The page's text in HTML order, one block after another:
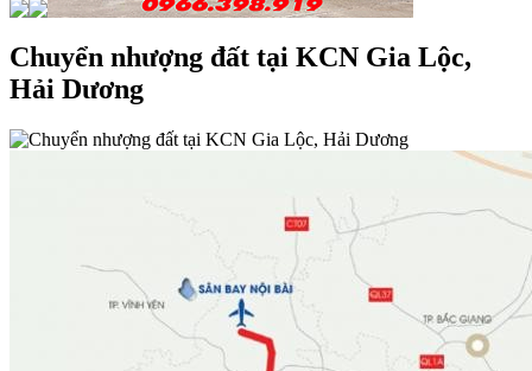
Chuyển nhượng đất tại KCN Gia Lộc,
Hải Dương